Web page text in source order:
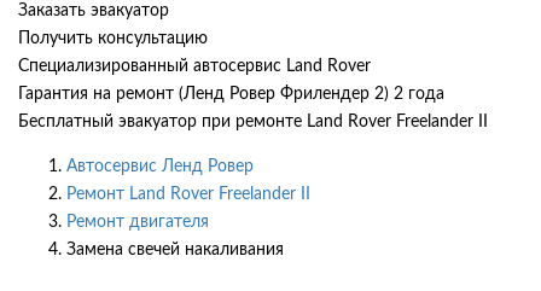
Заказать эвакуатор
Получить консультацию
Специализированный автосервис Land Rover
Гарантия на ремонт (Ленд Ровер Фрилендер 2) 2 года
Бесплатный эвакуатор при ремонте Land Rover Freelander II
Автосервис Ленд Ровер
Ремонт Land Rover Freelander II
Ремонт двигателя
Замена свечей накаливания